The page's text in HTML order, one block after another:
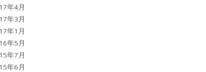
年4月
年3月
年1月
年5月
年7月
年6月